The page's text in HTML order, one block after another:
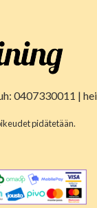
0407330011 |
pidätetään.